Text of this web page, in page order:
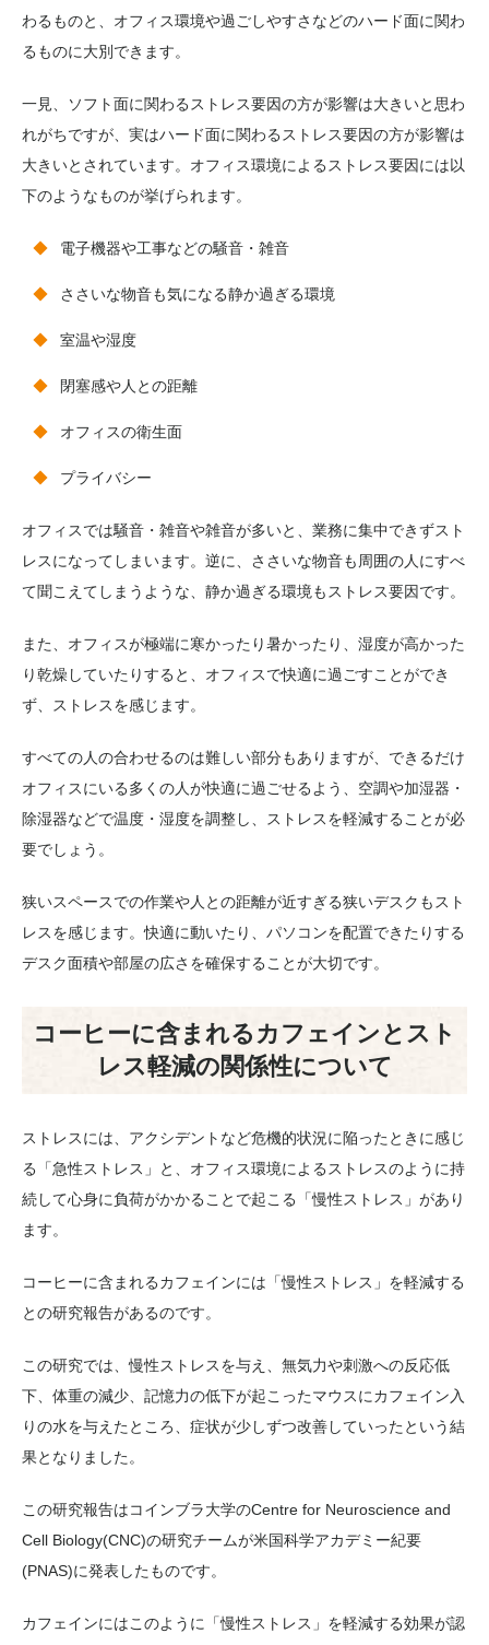
わるものと、オフィス環境や過ごしやすさなどのハード面に関わ
るものに大別できます。
一見、ソフト面に関わるストレス要因の方が影響は大きいと思わ
れがちですが、実はハード面に関わるストレス要因の方が影響は
大きいとされています。オフィス環境によるストレス要因には以
下のようなものが挙げられます。
電子機器や工事などの騒音・雑音
ささいな物音も気になる静か過ぎる環境
室温や湿度
閉塞感や人との距離
オフィスの衛生面
プライバシー
オフィスでは騒音・雑音や雑音が多いと、業務に集中できずスト
レスになってしまいます。逆に、ささいな物音も周囲の人にすべ
て聞こえてしまうような、静か過ぎる環境もストレス要因です。
また、オフィスが極端に寒かったり暑かったり、湿度が高かった
り乾燥していたりすると、オフィスで快適に過ごすことができ
ず、ストレスを感じます。
すべての人の合わせるのは難しい部分もありますが、できるだけ
オフィスにいる多くの人が快適に過ごせるよう、空調や加湿器・
除湿器などで温度・湿度を調整し、ストレスを軽減することが必
要でしょう。
狭いスペースでの作業や人との距離が近すぎる狭いデスクもスト
レスを感じます。快適に動いたり、パソコンを配置できたりする
デスク面積や部屋の広さを確保することが大切です。
コーヒーに含まれるカフェインとスト
レス軽減の関係性について
ストレスには、アクシデントなど危機的状況に陥ったときに感じ
る「急性ストレス」と、オフィス環境によるストレスのように持
続して心身に負荷がかかることで起こる「慢性ストレス」があり
ます。
コーヒーに含まれるカフェインには「慢性ストレス」を軽減する
との研究報告があるのです。
この研究では、慢性ストレスを与え、無気力や刺激への反応低
下、体重の減少、記憶力の低下が起こったマウスにカフェイン入
りの水を与えたところ、症状が少しずつ改善していったという結
果となりました。
この研究報告はコインブラ大学のCentre for Neuroscience and
Cell Biology(CNC)の研究チームが米国科学アカデミー紀要
(PNAS)に発表したものです。
カフェインにはこのように「慢性ストレス」を軽減する効果が認